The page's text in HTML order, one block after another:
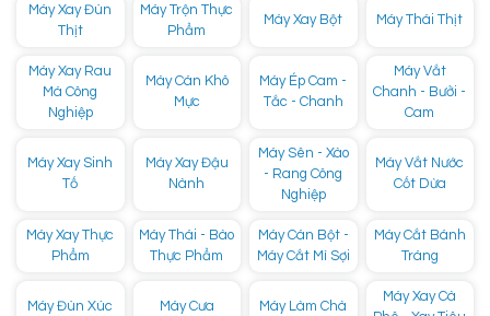
Máy Xay Đùn
Thịt
Máy Trộn Thực
Phẩm
Máy Xay Bột Máy Thái Thịt
Máy Xay Rau
Má Công
Nghiệp
Máy Cán Khô
Mực
Máy Ép Cam -
Tắc - Chanh
Máy Vắt
Chanh - Bưởi -
Cam
Máy Xay Sinh
Tố
Máy Xay Đậu
Nành
Máy Sên - Xào
- Rang Công
Nghiệp
Máy Vắt Nước
Cốt Dừa
Máy Xay Thực
Phẩm
Máy Thái - Bào
Thực Phẩm
Máy Cán Bột -
Máy Cắt Mì Sợi
Máy Cắt Bánh
Tráng
Máy Đùn Xúc
Máy Cưa
Máy Làm Chà
Máy Xay Cà